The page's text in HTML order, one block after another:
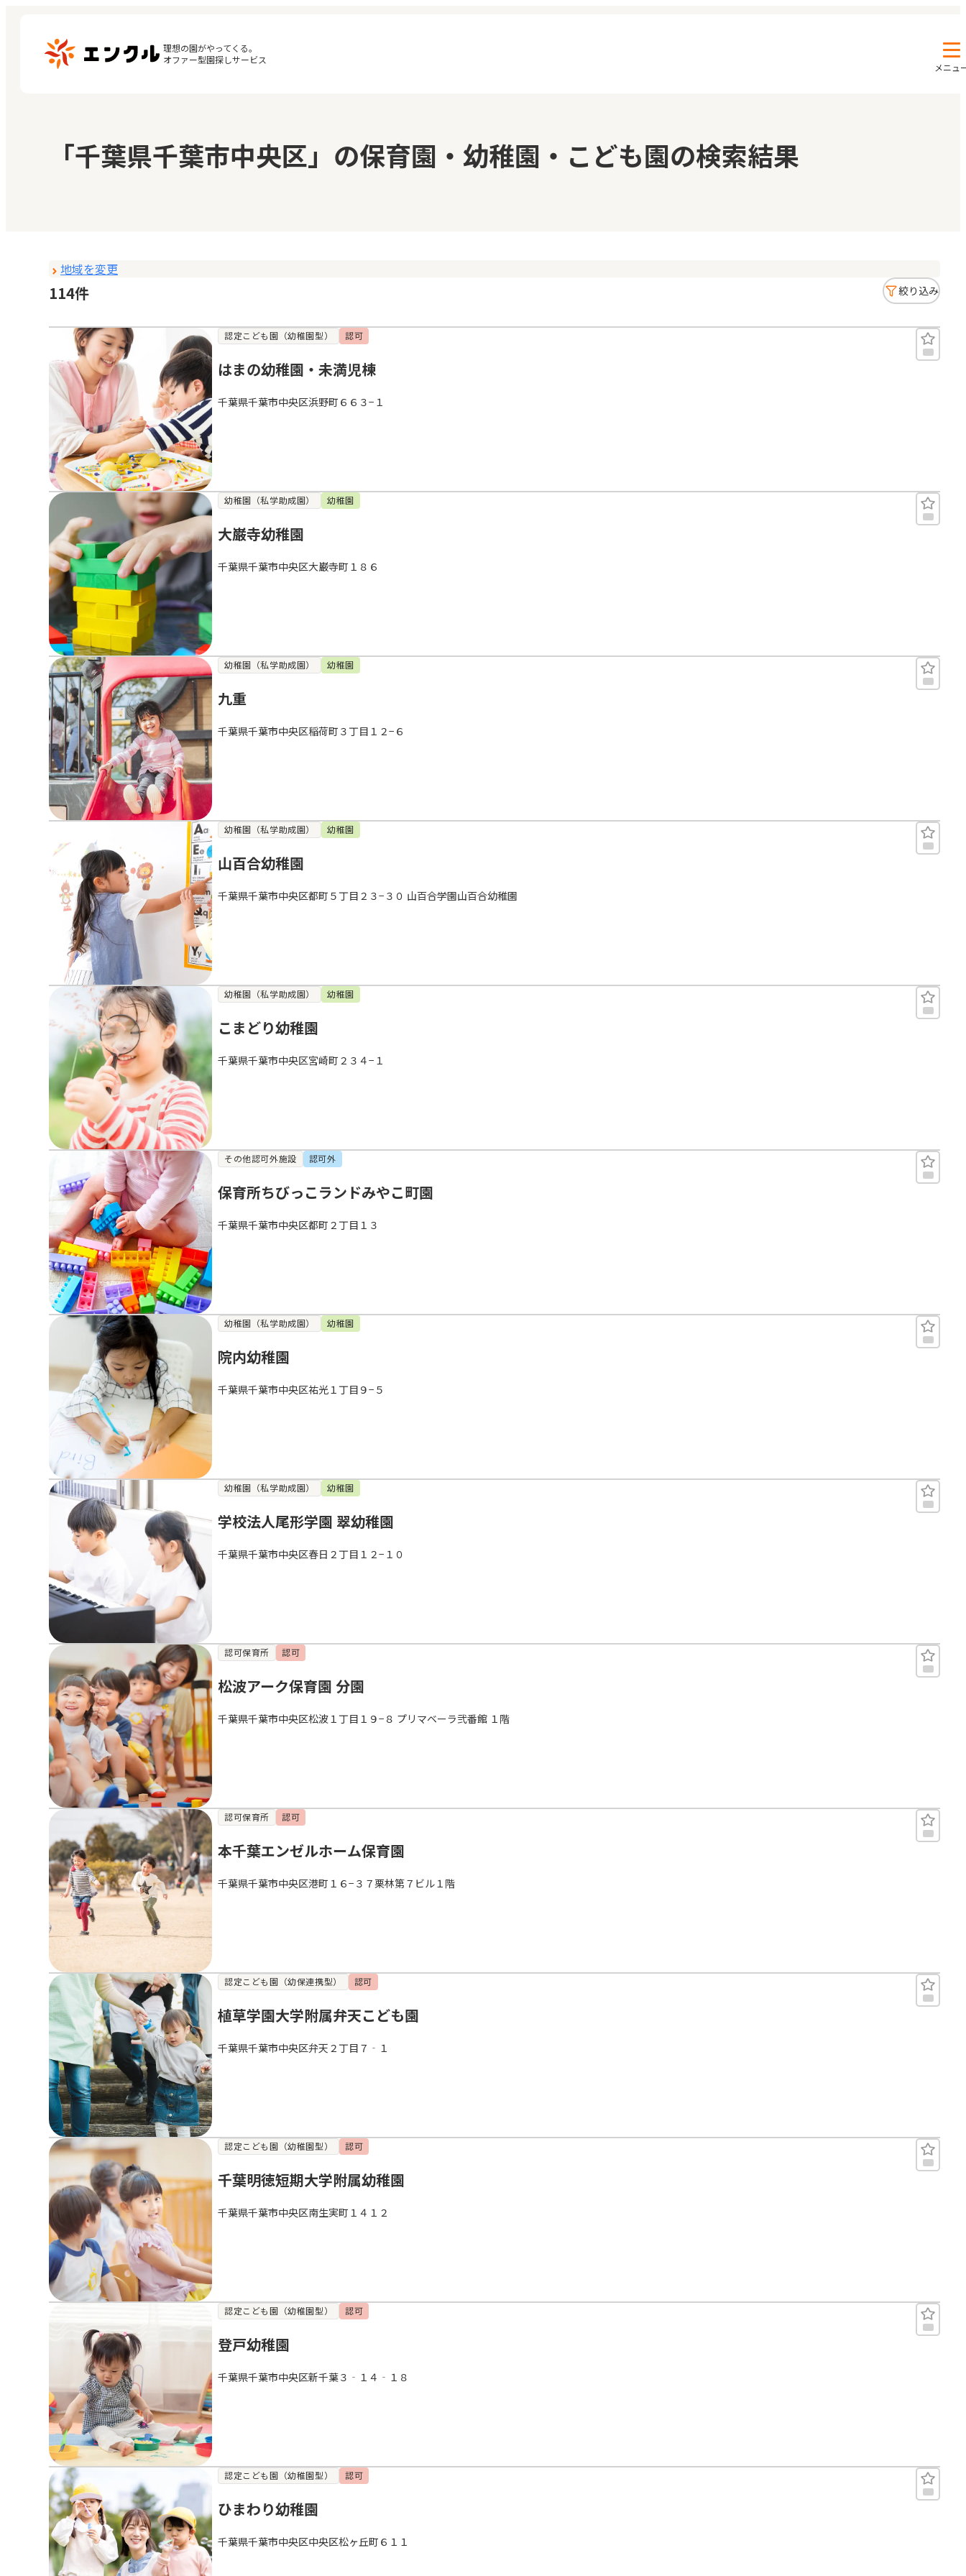
理想の園がやってくる。
オファー型園探しサービス
メニュ
保育園・幼稚園を探す
地図から探す
閲覧履歴
お気に入り
メッセージ
おすすめの園
コラム
お知らせ
「千葉県千葉市中央区」の保育園・幼稚園・こども園の検索結果
地域を変更
114件 絞り込み
認定こども園（幼稚園型） 認可
はまの幼稚園・未満児棟
千葉県千葉市中央区浜野町６６３−１
幼稚園（私学助成園） 幼稚園
大巌寺幼稚園
千葉県千葉市中央区大巌寺町１８６
幼稚園（私学助成園） 幼稚園
九重
千葉県千葉市中央区稲荷町３丁目１２−６
幼稚園（私学助成園） 幼稚園
山百合幼稚園
千葉県千葉市中央区都町５丁目２３−３０ 山百合学園山百合幼稚園
幼稚園（私学助成園） 幼稚園
こまどり幼稚園
千葉県千葉市中央区宮崎町２３４−１
その他認可外施設 認可外
保育所ちびっこランドみやこ町園
千葉県千葉市中央区都町２丁目１３
幼稚園（私学助成園） 幼稚園
院内幼稚園
千葉県千葉市中央区祐光１丁目９−５
幼稚園（私学助成園） 幼稚園
学校法人尾形学園 翠幼稚園
千葉県千葉市中央区春日２丁目１２−１０
認可保育所 認可
松波アーク保育園 分園
千葉県千葉市中央区松波１丁目１９−８ プリマベーラ弐番館 １階
認可保育所 認可
本千葉エンゼルホーム保育園
千葉県千葉市中央区港町１６−３７栗林第７ビル１階
認定こども園（幼保連携型） 認可
植草学園大学附属弁天こども園
千葉県千葉市中央区弁天２丁目７‐１
認定こども園（幼稚園型） 認可
千葉明徳短期大学附属幼稚園
千葉県千葉市中央区南生実町１４１２
認定こども園（幼稚園型） 認可
登戸幼稚園
千葉県千葉市中央区新千葉３‐１４‐１８
認定こども園（幼稚園型） 認可
ひまわり幼稚園
千葉県千葉市中央区中央区松ヶ丘町６１１